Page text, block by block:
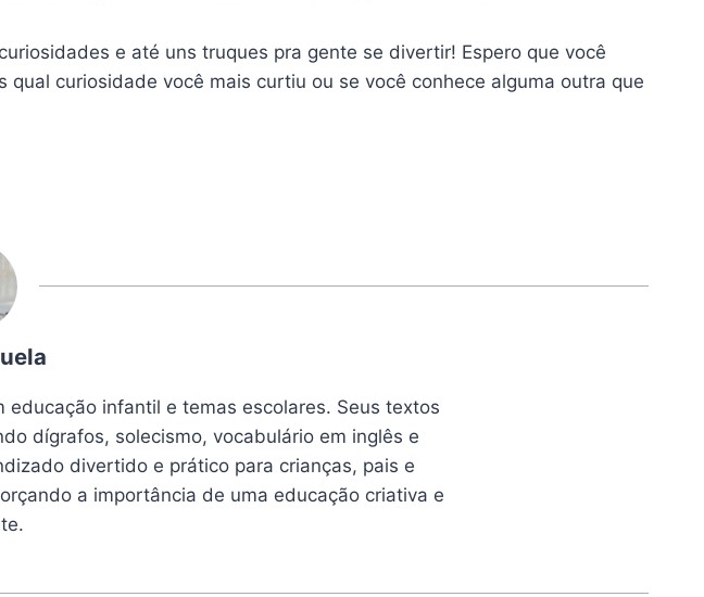
e até uns truques pra gente se divertir! Espero que você
curiosidade você mais curtiu ou se você conhece alguma outra que
infantil e temas escolares. Seus textos
dígrafos, solecismo, vocabulário em inglês e
divertido e prático para crianças, pais e
a importância de uma educação criativa e